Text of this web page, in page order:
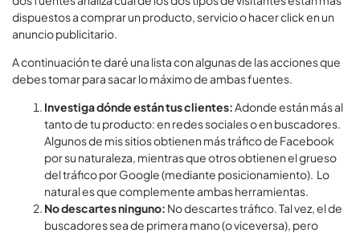
dispuestos a comprar un producto, servicio o hacer click en un
anuncio publicitario.
A continuación te daré una lista con algunas de las acciones que
debes tomar para sacar lo máximo de ambas fuentes.
Investiga dónde están tus clientes:Adonde están más al
tanto de tu producto: en redes sociales o en buscadores.
Algunos de mis sitios obtienen más tráfico de Facebook
por su naturaleza, mientras que otros obtienen el grueso
del tráfico por Google (mediante posicionamiento). Lo
natural es que complemente ambas herramientas.
No descartes ninguno: No descartes tráfico. Tal vez, el de
buscadores sea de primera mano (o viceversa), pero